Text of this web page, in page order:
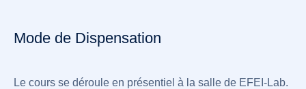
Mode de Dispensation
Le cours se déroule en présentiel à la salle de EFEI-Lab.